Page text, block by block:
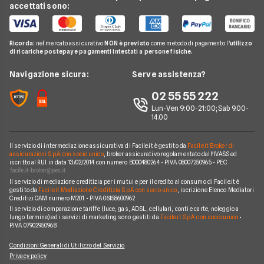
Telefonia Mobile
Pay TV
Noleggio Lungo Termine
News
Chi siamo
Perché scegliere Facile.it
Mappa del sito
Mutuo Costruzione Casa
Mutuo Liquidità
Mutui Asta
Sostituzione Mutuo
Mutuo a tasso variabile
Mutuo a tasso misto
Mutui Agevolati
Mutuo 100 per cento
Intesa Sanpaolo
UBI Banca
BNL
ING
Poste Italiane
Credit Agricole
CheBanca!
Credem
Banche e finanziarie
Domande Mutui
Notizie Mutui
Argomenti in evidenza Mutui
Calcolatore rata mutuo
accettati sono:
Ricorda: nel mercato assicurativoNON è previsto come metodo di pagamento l'utilizzo
di ricariche postepay e pagamenti intestati a persone fisiche.
Navigazione sicura: Serve assistenza?
02 55 55 222
Lun-Ven 9:00-21:00; Sab 9.00-
14.00
Il servizio di intermediazione assicurativa di Facile.it è gestito da Facile.it Broker di
assicurazioni S.p.A. con socio unico, broker assicurativo regolamentato dall'IVASS ed
iscritto al RUI in data 13/02/2014 con numero B000480264 • P.IVA 08007250965 • PEC
Il servizio di mediazione creditizia per i mutui e per il credito al consumo di Facile.it è
gestito da Facile.it Mediazione Creditizia S.p.A. con socio unico, iscrizione Elenco Mediatori
Creditizi OAM numero M201 • P.IVA 06158600962
Il servizio di comparazione tariffe (luce, gas, ADSL, cellulari, conti e carte, noleggio a
lungo termine) ed i servizi di marketing sono gestiti da Facile.it S.p.A. con socio unico•
P.IVA 07902950968
Condizioni Generali di Utilizzo del Servizio
Privacy policy